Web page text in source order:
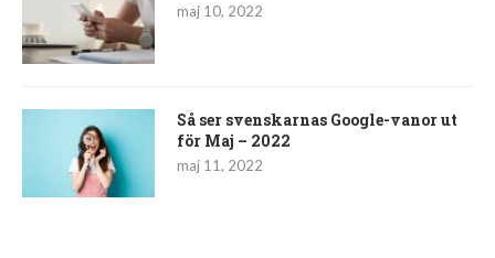
maj 10, 2022
Så ser svenskarnas Google-vanor ut
för Maj – 2022
maj 11, 2022